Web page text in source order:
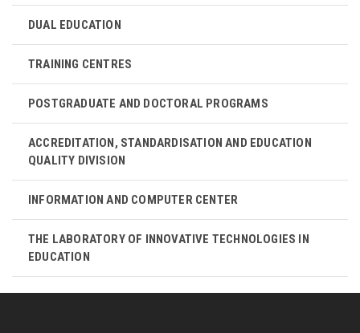
DUAL EDUCATION
TRAINING CENTRES
POSTGRADUATE AND DOCTORAL PROGRAMS
ACCREDITATION, STANDARDISATION AND EDUCATION
QUALITY DIVISION
INFORMATION AND COMPUTER CENTER
THE LABORATORY OF INNOVATIVE TECHNOLOGIES IN
EDUCATION